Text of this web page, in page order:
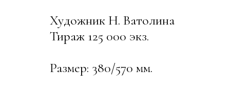
Художник Н. Ватолина
Тираж 125 000 экз.
Размер: 380/570 мм.